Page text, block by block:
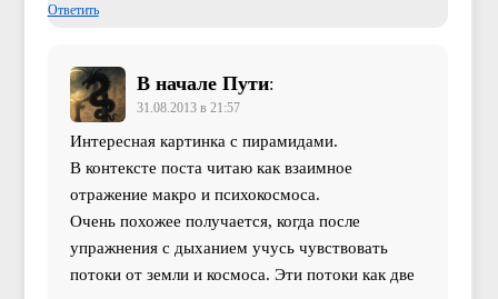
Ответить
В начале Пути:
31.08.2013 в 21:57
Интересная картинка с пирамидами.
В контексте поста читаю как взаимное
отражение макро и психокосмоса.
Очень похожее получается, когда после
упражнения с дыханием учусь чувствовать
потоки от земли и космоса. Эти потоки как две